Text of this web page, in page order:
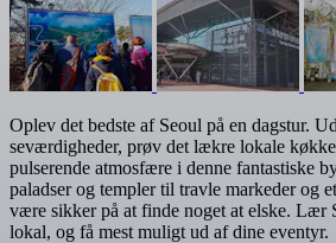
Oplev det bedste af Seoul på en dagstur.
seværdigheder, prøv det lækre lokale
pulserende atmosfære i denne fantastiske
paladser og templer til travle markeder og
være sikker på at finde noget at elske. Lær
lokal, og få mest muligt ud af dine eventyr.